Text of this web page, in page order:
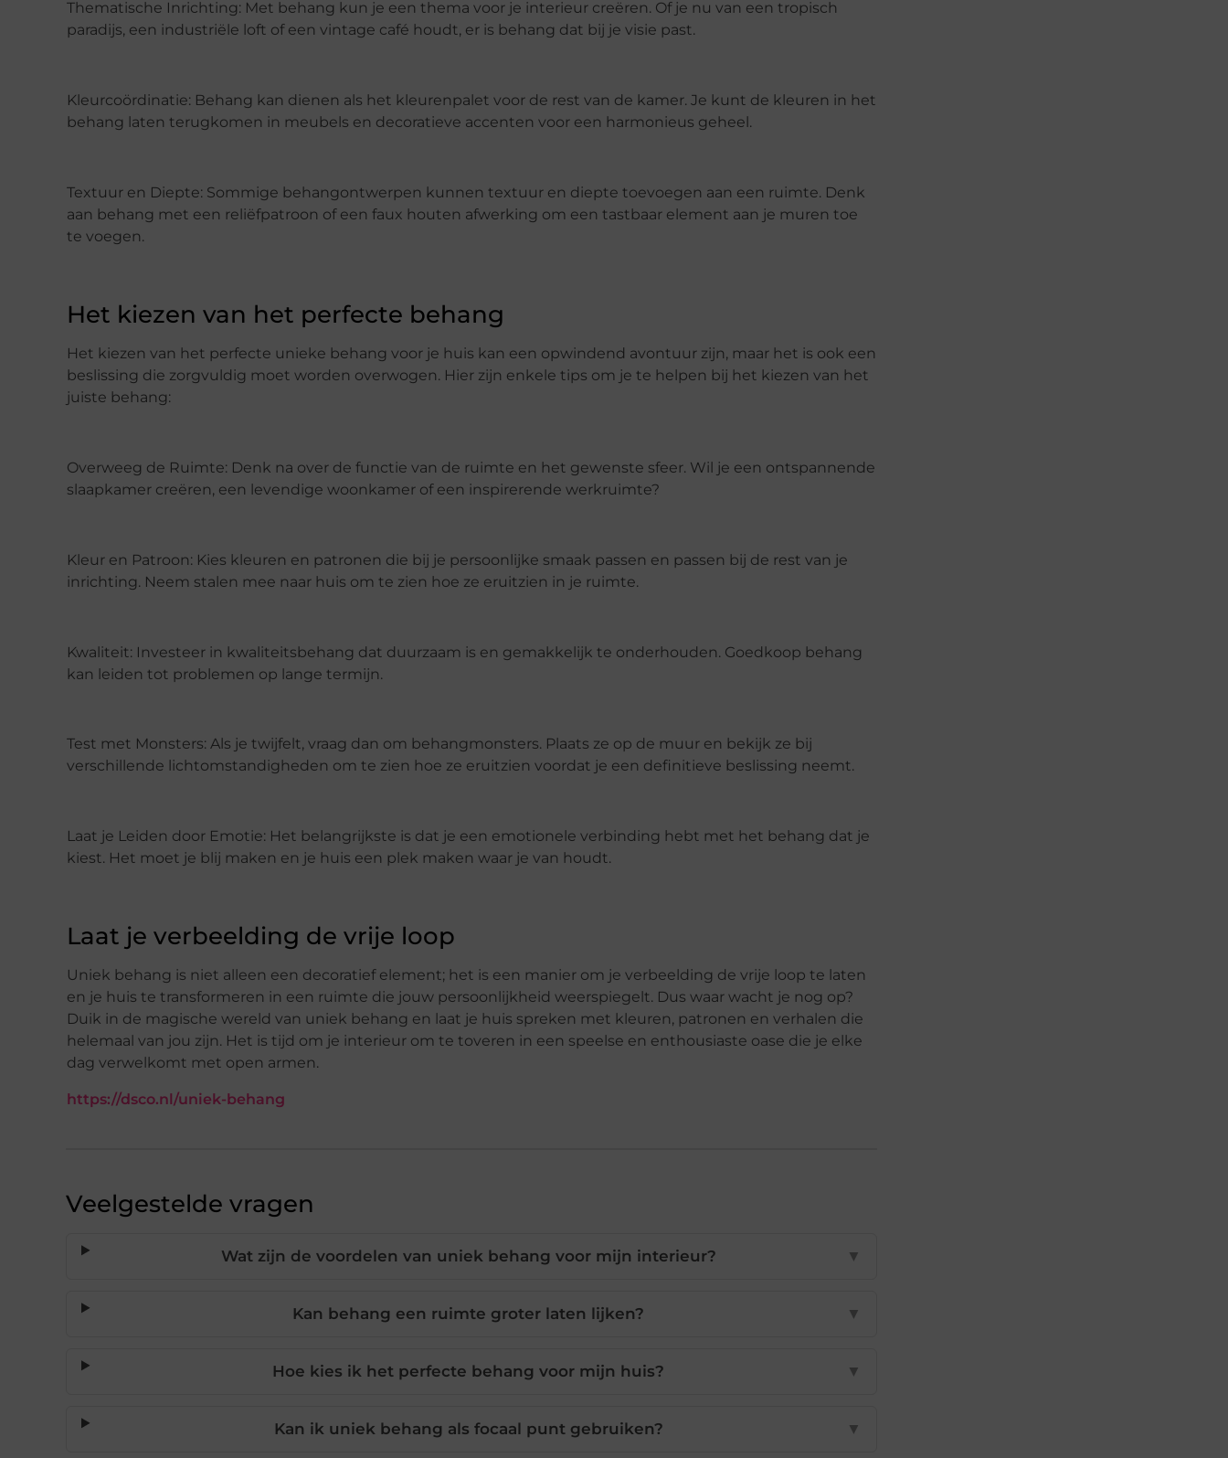
Thematische Inrichting: Met behang kun je een thema voor je interieur creëren. Of je nu van een tropisch
paradijs, een industriële loft of een vintage café houdt, er is behang dat bij je visie past.
Kleurcoördinatie: Behang kan dienen als het kleurenpalet voor de rest van de kamer. Je kunt de kleuren in het
behang laten terugkomen in meubels en decoratieve accenten voor een harmonieus geheel.
Textuur en Diepte: Sommige behangontwerpen kunnen textuur en diepte toevoegen aan een ruimte. Denk
aan behang met een reliëfpatroon of een faux houten afwerking om een tastbaar element aan je muren toe
te voegen.
Het kiezen van het perfecte behang
Het kiezen van het perfecte unieke behang voor je huis kan een opwindend avontuur zijn, maar het is ook een
beslissing die zorgvuldig moet worden overwogen. Hier zijn enkele tips om je te helpen bij het kiezen van het
juiste behang:
Overweeg de Ruimte: Denk na over de functie van de ruimte en het gewenste sfeer. Wil je een ontspannende
slaapkamer creëren, een levendige woonkamer of een inspirerende werkruimte?
Kleur en Patroon: Kies kleuren en patronen die bij je persoonlijke smaak passen en passen bij de rest van je
inrichting. Neem stalen mee naar huis om te zien hoe ze eruitzien in je ruimte.
Kwaliteit: Investeer in kwaliteitsbehang dat duurzaam is en gemakkelijk te onderhouden. Goedkoop behang
kan leiden tot problemen op lange termijn.
Test met Monsters: Als je twijfelt, vraag dan om behangmonsters. Plaats ze op de muur en bekijk ze bij
verschillende lichtomstandigheden om te zien hoe ze eruitzien voordat je een definitieve beslissing neemt.
Laat je Leiden door Emotie: Het belangrijkste is dat je een emotionele verbinding hebt met het behang dat je
kiest. Het moet je blij maken en je huis een plek maken waar je van houdt.
Laat je verbeelding de vrije loop
Uniek behang is niet alleen een decoratief element; het is een manier om je verbeelding de vrije loop te laten
en je huis te transformeren in een ruimte die jouw persoonlijkheid weerspiegelt. Dus waar wacht je nog op?
Duik in de magische wereld van uniek behang en laat je huis spreken met kleuren, patronen en verhalen die
helemaal van jou zijn. Het is tijd om je interieur om te toveren in een speelse en enthousiaste oase die je elke
dag verwelkomt met open armen.
https://dsco.nl/uniek-behang
Veelgestelde vragen
Wat zijn de voordelen van uniek behang voor mijn interieur? ▼
Kan behang een ruimte groter laten lijken? ▼
Hoe kies ik het perfecte behang voor mijn huis? ▼
Kan ik uniek behang als focaal punt gebruiken? ▼